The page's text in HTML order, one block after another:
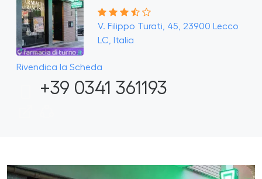
V. Filippo Turati, 45, 23900 Lecco
LC, Italia
Rivendica la Scheda
+39 0341 361193